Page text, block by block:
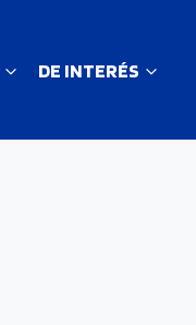
DE INTERÉS